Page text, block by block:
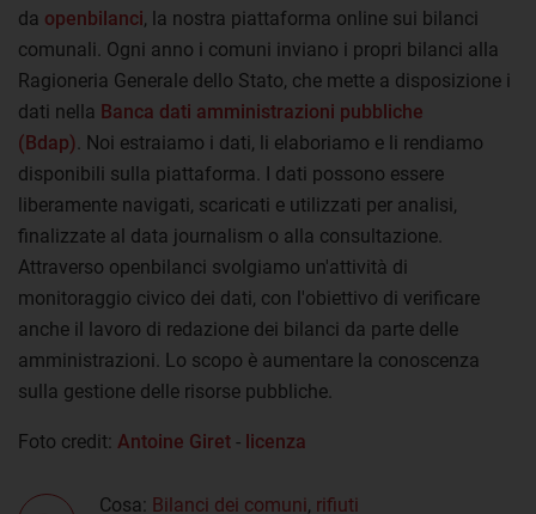
da openbilanci, la nostra piattaforma online sui bilanci
comunali. Ogni anno i comuni inviano i propri bilanci alla
Ragioneria Generale dello Stato, che mette a disposizione i
dati nella Banca dati amministrazioni pubbliche
(Bdap). Noi estraiamo i dati, li elaboriamo e li rendiamo
disponibili sulla piattaforma. I dati possono essere
liberamente navigati, scaricati e utilizzati per analisi,
finalizzate al data journalism o alla consultazione.
Attraverso openbilanci svolgiamo un'attività di
monitoraggio civico dei dati, con l'obiettivo di verificare
anche il lavoro di redazione dei bilanci da parte delle
amministrazioni. Lo scopo è aumentare la conoscenza
sulla gestione delle risorse pubbliche.
Foto credit: Antoine Giret - licenza
Cosa: Bilanci dei comuni, rifiuti